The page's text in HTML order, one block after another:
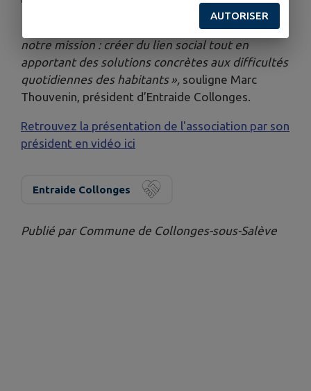
« Ce service d’autopartage illustre parfaitement
notre mission : créer du lien social tout en
apportant des solutions concrètes aux difficultés
quotidiennes des habitants », souligne Marc
Thouvenin, président d’Entraide Collonges.
Retrouvez la présentation de l'association par son
président en vidéo ici
Entraide Collonges
Publié par Commune de Collonges-sous-Salève
AUTORISER